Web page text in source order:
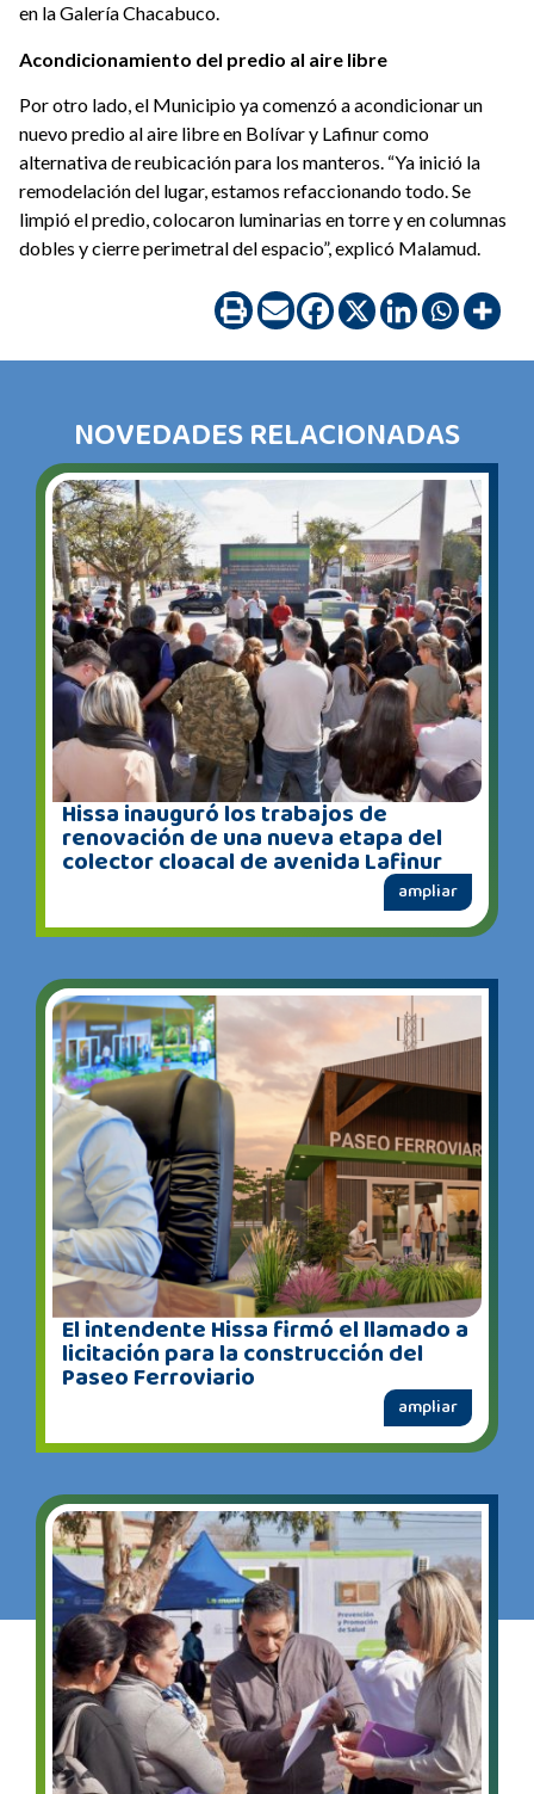
en la Galería Chacabuco.
Acondicionamiento del predio al aire libre
Por otro lado, el Municipio ya comenzó a acondicionar un
nuevo predio al aire libre en Bolívar y Lafinur como
alternativa de reubicación para los manteros. “Ya inició la
remodelación del lugar, estamos refaccionando todo. Se
limpió el predio, colocaron luminarias en torre y en columnas
dobles y cierre perimetral del espacio”, explicó Malamud.
NOVEDADES RELACIONADAS
Hissa inauguró los trabajos de
renovación de una nueva etapa del
colector cloacal de avenida Lafinur
ampliar
El intendente Hissa firmó el llamado a
licitación para la construcción del
Paseo Ferroviario
ampliar